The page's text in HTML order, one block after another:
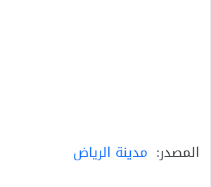
المصدر: مدينة الرياض